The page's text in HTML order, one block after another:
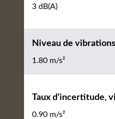
3 dB(A)
Niveau de vibrations
1.80 m/s²
Taux d'incertitude,
0.90 m/s²